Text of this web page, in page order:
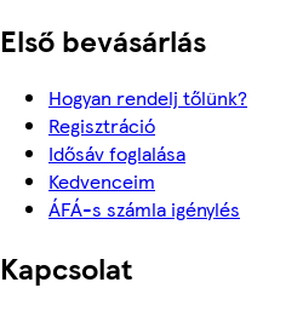
Első bevásárlás
Hogyan rendelj tőlünk?
Regisztráció
Idősáv foglalása
Kedvenceim
ÁFÁ-s számla igénylés
Kapcsolat